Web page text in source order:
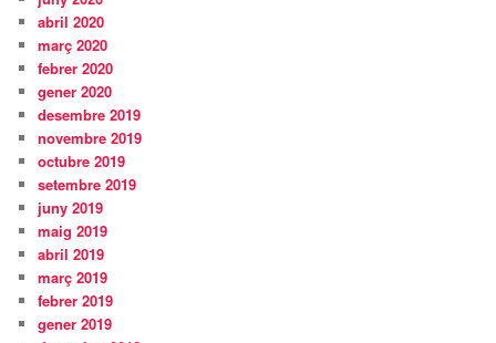
abril 2020
març 2020
febrer 2020
gener 2020
desembre 2019
novembre 2019
octubre 2019
setembre 2019
juny 2019
maig 2019
abril 2019
març 2019
febrer 2019
gener 2019